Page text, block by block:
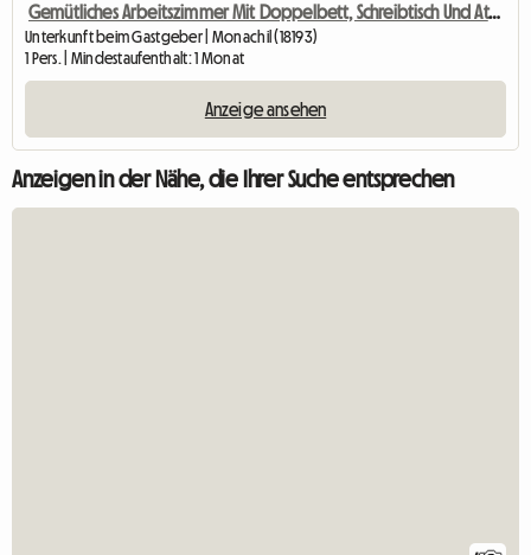
Gemütliches Arbeitszimmer Mit Doppelbett, Schreibtisch Und Atemberaubender Aussicht
Unterkunft beim Gastgeber | Monachil (18193)
1 Pers. | Mindestaufenthalt: 1 Monat
Anzeige ansehen
Anzeigen in der Nähe, die Ihrer Suche entsprechen